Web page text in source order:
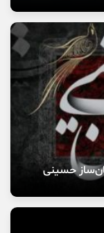
حسینی